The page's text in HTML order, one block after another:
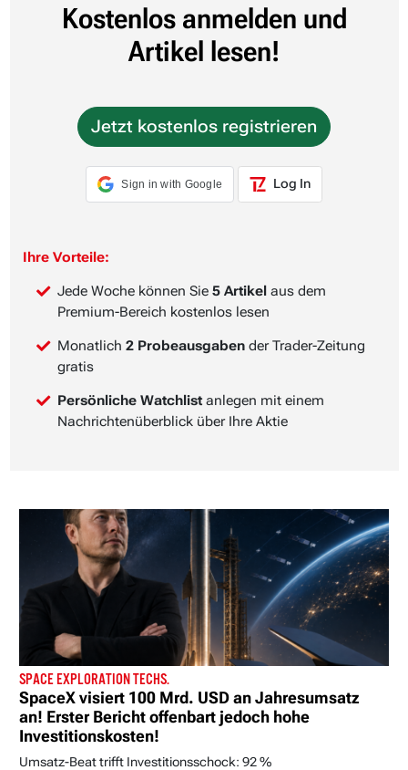
Kostenlos anmelden und
Artikel lesen!
Jetzt kostenlos registrieren
Sign in with Google Log In
Ihre Vorteile:
Jede Woche können Sie 5 Artikel aus dem
Premium-Bereich kostenlos lesen
Monatlich 2 Probeausgaben der Trader-Zeitung
gratis
Persönliche Watchlist anlegen mit einem
Nachrichtenüberblick über Ihre Aktie
SPACE EXPLORATION TECHS.
SpaceX visiert 100 Mrd. USD an Jahresumsatz
an! Erster Bericht offenbart jedoch hohe
Investitionskosten!
Umsatz-Beat trifft Investitionsschock: 92 %